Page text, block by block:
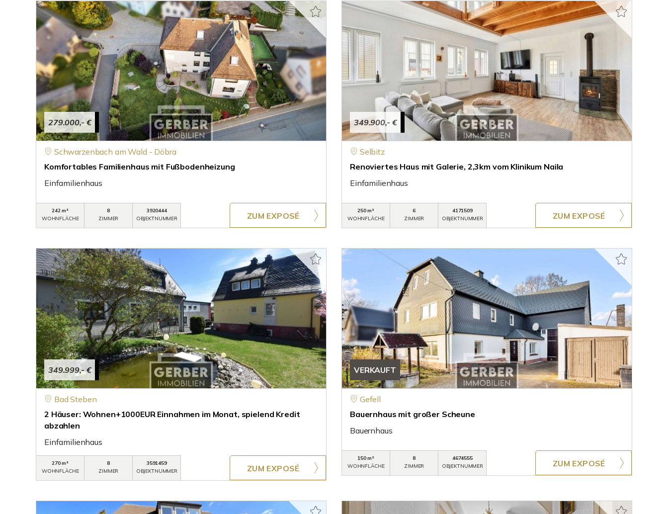
279.000,- €
Schwarzenbach am Wald - Döbra
Komfortables Familienhaus mit Fußbodenheizung
Einfamilienhaus
242 m²
WOHNFLÄCHE
8
ZIMMER
3920444
OBJEKTNUMMER
ZUM EXPOSÉ
349.900,- €
Selbitz
Renoviertes Haus mit Galerie, 2,3km vom Klinikum Naila
Einfamilienhaus
250 m²
WOHNFLÄCHE
6
ZIMMER
4171509
OBJEKTNUMMER
ZUM EXPOSÉ
349.999,- €
Bad Steben
2 Häuser: Wohnen+1000EUR Einnahmen im Monat, spielend Kredit
abzahlen
Einfamilienhaus
270 m²
WOHNFLÄCHE
8
ZIMMER
3591459
OBJEKTNUMMER
ZUM EXPOSÉ
VERKAUFT
Gefell
Bauernhaus mit großer Scheune
Bauernhaus
150 m²
WOHNFLÄCHE
8
ZIMMER
4674555
OBJEKTNUMMER
ZUM EXPOSÉ